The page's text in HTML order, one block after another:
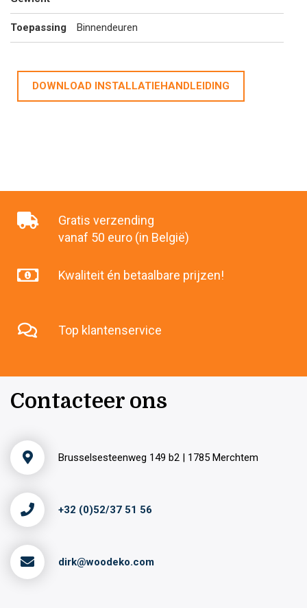
Toepassing Binnendeuren
DOWNLOAD INSTALLATIEHANDLEIDING
Gratis verzending
vanaf 50 euro (in België)
Kwaliteit én betaalbare prijzen!
Top klantenservice
Contacteer ons
Brusselsesteenweg 149 b2 | 1785 Merchtem
+32 (0)52/37 51 56
dirk@woodeko.com